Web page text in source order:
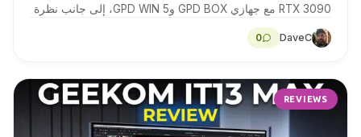
RTX 3090 مع جهازي GPD BOX وGPD WIN 5، إلى جانب نظرة
DaveC
0
REVIEWS